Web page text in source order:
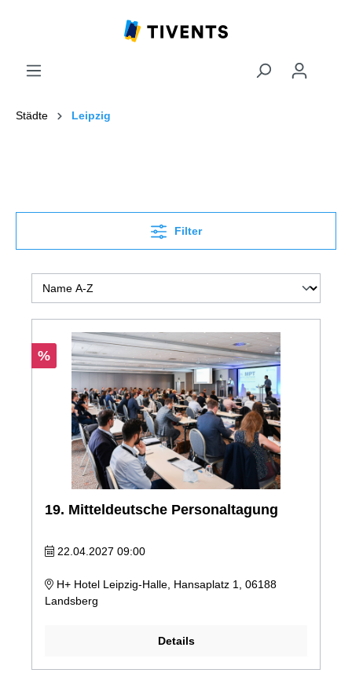
Städte Leipzig
Filter
%
19. Mitteldeutsche Personaltagung
22.04.2027 09:00
H+ Hotel Leipzig-Halle, Hansaplatz 1, 06188
Landsberg
Details